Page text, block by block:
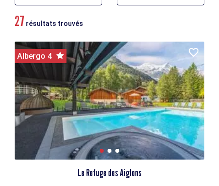
27 résultats trouvés
Albergo 4
Le Refuge des Aiglons